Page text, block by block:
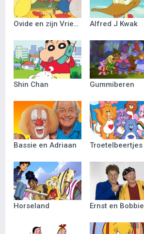
Ovide en zijn Vriendjes Alfred J Kwak
Shin Chan Gummiberen
Bassie en Adriaan Troetelbeertjes
Horseland Ernst en Bobbie